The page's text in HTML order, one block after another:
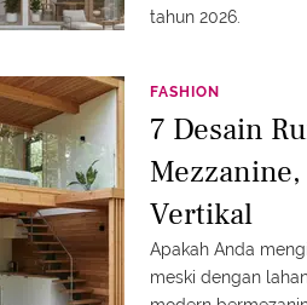
tahun 2026.
FASHION
7 Desain
Vertikal
Apakah Anda
meski dengan